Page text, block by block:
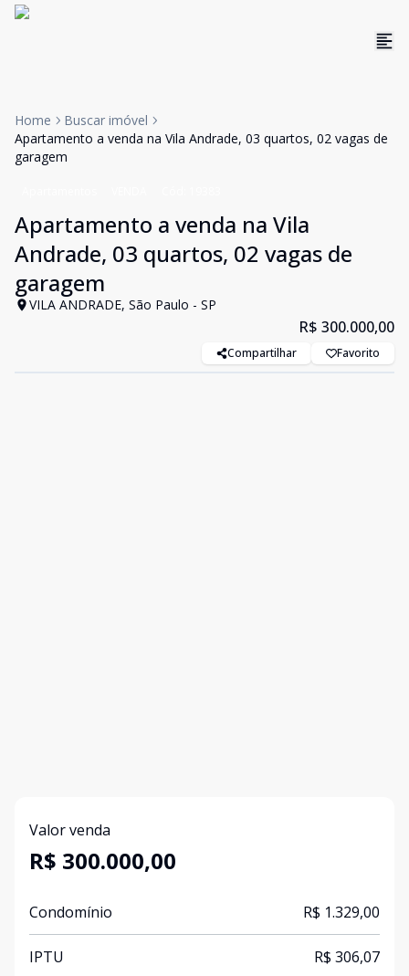
Home
Buscar imóvel
Apartamento a venda na Vila Andrade, 03 quartos, 02 vagas de
garagem
Apartamento a venda na Vila
Andrade, 03 quartos, 02 vagas de
garagem
VILA ANDRADE, São Paulo - SP
R$ 300.000,00
Compartilhar Favorito
Valor venda
R$ 300.000,00
Condomínio R$ 1.329,00
IPTU R$ 306,07